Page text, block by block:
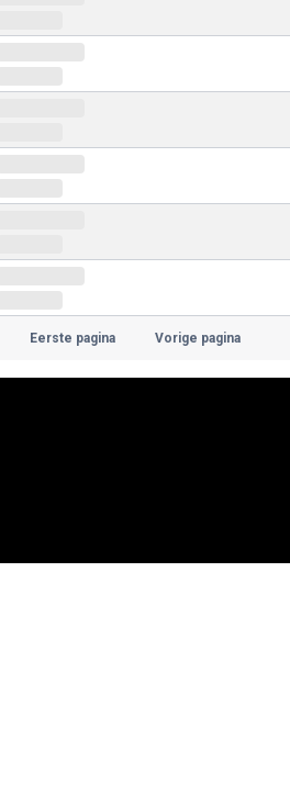
Eerste pagina Vorige pagina